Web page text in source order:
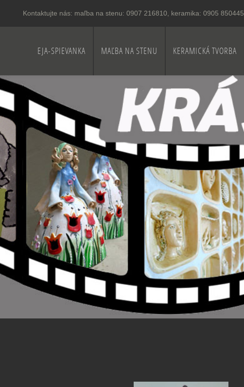
Kontaktujte nás: maľba na stenu: 0907 216810, keramika: 0905 850445
EJA-SPIEVANKA MAĽBA NA STENU KERAMICKÁ TVORBA